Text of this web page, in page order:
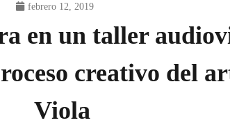
febrero 12, 2019
en un taller
creativo del
Viola